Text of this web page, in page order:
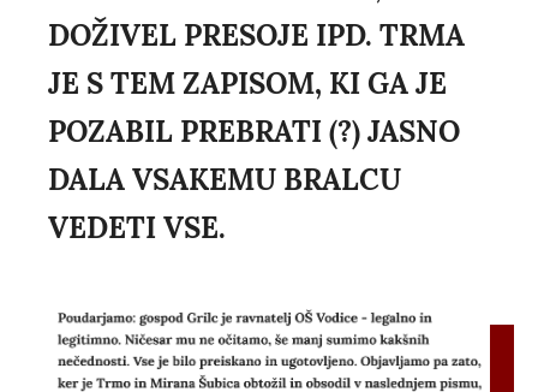
DOŽIVEL PRESOJE IPD. TRMA
JE S TEM ZAPISOM, KI GA JE
POZABIL PREBRATI (?) JASNO
DALA VSAKEMU BRALCU
VEDETI VSE.